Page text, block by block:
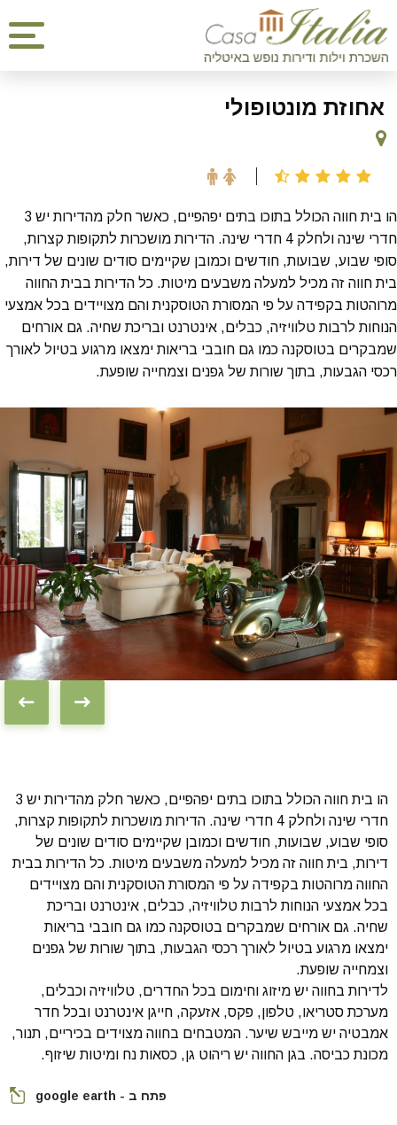
אחוזת מונטופולי
הו בית חווה הכולל בתוכו בתים יפהפיים, כאשר חלק מהדירות יש 3
חדרי שינה ולחלק 4 חדרי שינה. הדירות מושכרות לתקופות קצרות,
סופי שבוע, שבועות, חודשים וכמובן שקיימים סודים שונים של דירות,
בית חווה זה מכיל למעלה משבעים מיטות. כל הדירות בבית החווה
מרוהטות בקפידה על פי המסורת הטוסקנית והם מצויידים בכל אמצעי
הנוחות לרבות טלוויזיה, כבלים, אינטרנט ובריכת שחיה. גם אורחים
שמבקרים בטוסקנה כמו גם חובבי בריאות ימצאו מרגוע בטיול לאורך
רכסי הגבעות, בתוך שורות של גפנים וצמחייה שופעת.
הו בית חווה הכולל בתוכו בתים יפהפיים, כאשר חלק מהדירות יש 3
חדרי שינה ולחלק 4 חדרי שינה. הדירות מושכרות לתקופות קצרות,
סופי שבוע, שבועות, חודשים וכמובן שקיימים סודים שונים של
דירות, בית חווה זה מכיל למעלה משבעים מיטות. כל הדירות בבית
החווה מרוהטות בקפידה על פי המסורת הטוסקנית והם מצויידים
בכל אמצעי הנוחות לרבות טלוויזיה, כבלים, אינטרנט ובריכת
שחיה. גם אורחים שמבקרים בטוסקנה כמו גם חובבי בריאות
ימצאו מרגוע בטיול לאורך רכסי הגבעות, בתוך שורות של גפנים
וצמחייה שופעת.
לדירות בחווה יש מיזוג וחימום בכל החדרים, טלוויזיה וכבלים,
מערכת סטריאו, טלפון, פקס, אזעקה, חייגן אינטרנט ובכל חדר
אמבטיה יש מייבש שיער. המטבחים בחווה מצוידים בכיריים, תנור,
מכונת כביסה. בגן החווה יש ריהוט גן, כסאות נח ומיטות שיזוף.
פתח ב - google earth